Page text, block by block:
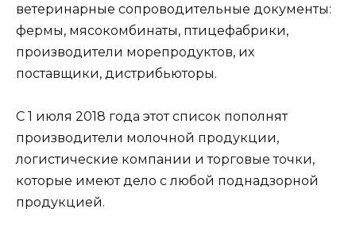
ветеринарные сопроводительные документы:
фермы, мясокомбинаты, птицефабрики,
производители морепродуктов, их
поставщики, дистрибьюторы.
С 1 июля 2018 года этот список пополнят
производители молочной продукции,
логистические компании и торговые точки,
которые имеют дело с любой поднадзорной
продукцией.